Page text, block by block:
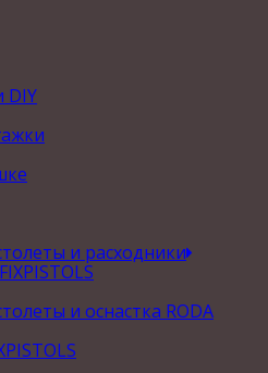
DIY
и расходники
и оснастка RODA